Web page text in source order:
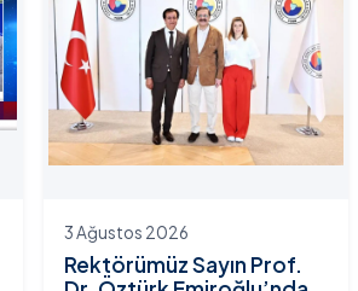
3 Ağustos 2026
Rektörümüz Sayın Prof.